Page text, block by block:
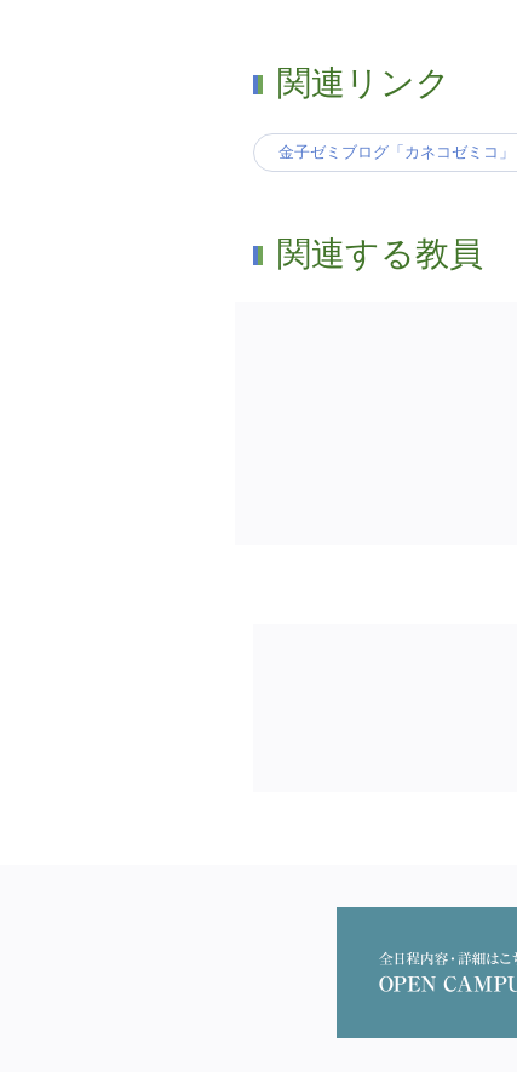
関連リンク
金子ゼミブログ「カネコゼミコ」
関連する教員